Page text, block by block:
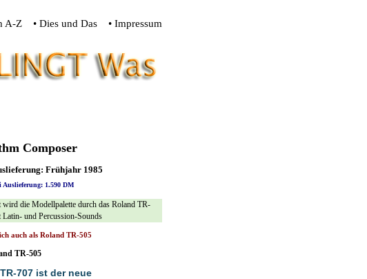
A-Z • Dies und Das • Impressum
Composer
Frühjahr 1985
Auslieferung: 1.590 DM
wird die Modellpalette durch das Roland TR-
Latin- und Percussion-Sounds
auch als Roland TR-505
TR-505
707 ist der neue